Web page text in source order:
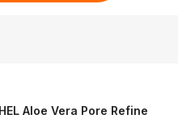
Aloe Vera Pore Refine